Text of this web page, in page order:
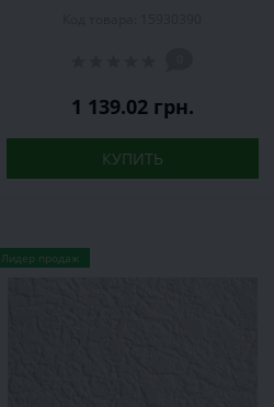
1 139.02 грн.
КУПИТЬ
Лидер продаж